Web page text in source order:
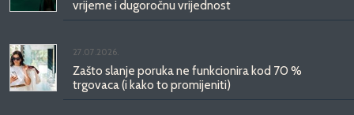
vrijeme i dugoročnu vrijednost
27.07.2026.
Zašto slanje poruka ne funkcionira kod 70 %
trgovaca (i kako to promijeniti)